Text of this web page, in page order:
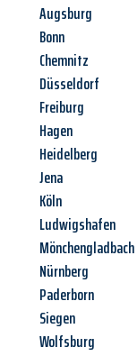
Augsburg
Bonn
Chemnitz
Düsseldorf
Freiburg
Hagen
Heidelberg
Jena
Köln
Ludwigshafen
Mönchengladbach
Nürnberg
Paderborn
Siegen
Wolfsburg